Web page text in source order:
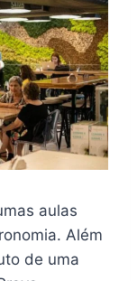
aulas
Além
de uma